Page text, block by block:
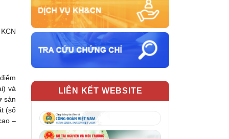
và
sản
(số
–
LIÊN KẾT WEBSITE